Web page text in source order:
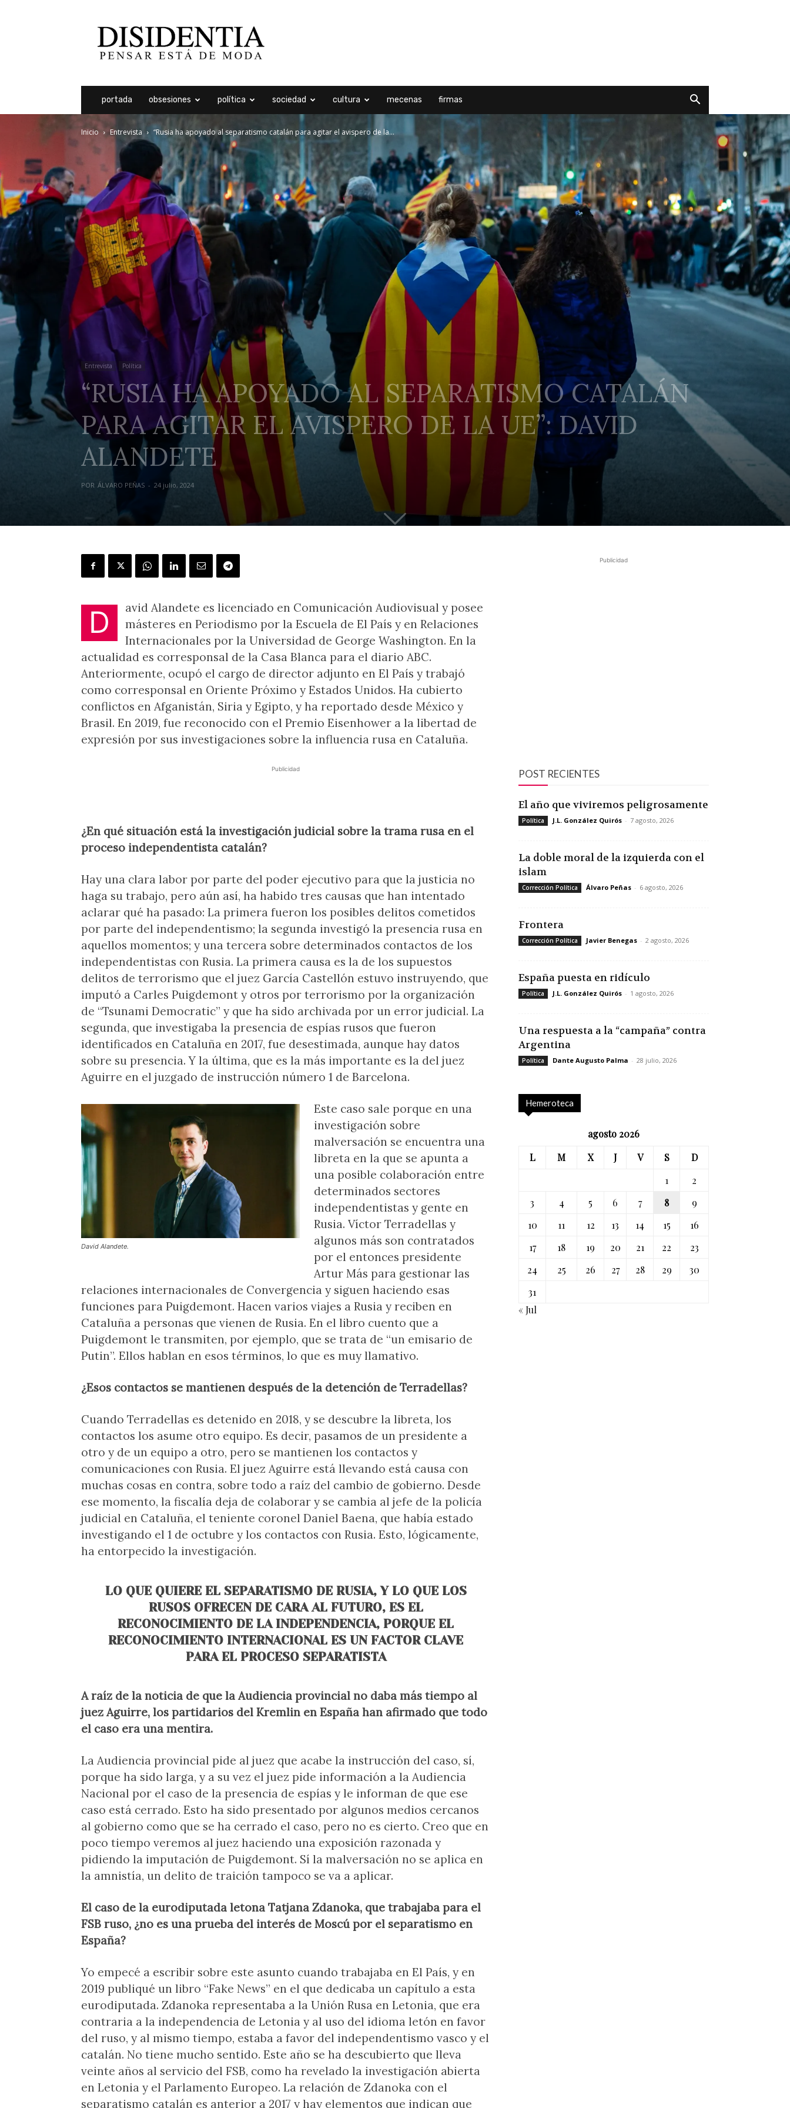
portada obsesiones política sociedad cultura mecenas firmas
Inicio Entrevista “Rusia ha apoyado al separatismo catalán para agitar el avispero de la...
Entrevista Política
“RUSIA HA APOYADO AL SEPARATISMO CATALÁN
PARA AGITAR EL AVISPERO DE LA UE”: DAVID
ALANDETE
POR ÁLVARO PEÑAS - 24 julio, 2024
D
avid Alandete es licenciado en Comunicación Audiovisual y posee
másteres en Periodismo por la Escuela de El País y en Relaciones
Internacionales por la Universidad de George Washington. En la
actualidad es corresponsal de la Casa Blanca para el diario ABC.
Anteriormente, ocupó el cargo de director adjunto en El País y trabajó
como corresponsal en Oriente Próximo y Estados Unidos. Ha cubierto
conflictos en Afganistán, Siria y Egipto, y ha reportado desde México y
Brasil. En 2019, fue reconocido con el Premio Eisenhower a la libertad de
expresión por sus investigaciones sobre la influencia rusa en Cataluña.
Publicidad
¿En qué situación está la investigación judicial sobre la trama rusa en el
proceso independentista catalán?
Hay una clara labor por parte del poder ejecutivo para que la justicia no
haga su trabajo, pero aún así, ha habido tres causas que han intentado
aclarar qué ha pasado: La primera fueron los posibles delitos cometidos
por parte del independentismo; la segunda investigó la presencia rusa en
aquellos momentos; y una tercera sobre determinados contactos de los
independentistas con Rusia. La primera causa es la de los supuestos
delitos de terrorismo que el juez García Castellón estuvo instruyendo, que
imputó a Carles Puigdemont y otros por terrorismo por la organización
de “Tsunami Democratic” y que ha sido archivada por un error judicial. La
segunda, que investigaba la presencia de espías rusos que fueron
identificados en Cataluña en 2017, fue desestimada, aunque hay datos
sobre su presencia. Y la última, que es la más importante es la del juez
Aguirre en el juzgado de instrucción número 1 de Barcelona.
David Alandete.
Este caso sale porque en una
investigación sobre
malversación se encuentra una
libreta en la que se apunta a
una posible colaboración entre
determinados sectores
independentistas y gente en
Rusia. Víctor Terradellas y
algunos más son contratados
por el entonces presidente
Artur Más para gestionar las
relaciones internacionales de Convergencia y siguen haciendo esas
funciones para Puigdemont. Hacen varios viajes a Rusia y reciben en
Cataluña a personas que vienen de Rusia. En el libro cuento que a
Puigdemont le transmiten, por ejemplo, que se trata de “un emisario de
Putin”. Ellos hablan en esos términos, lo que es muy llamativo.
¿Esos contactos se mantienen después de la detención de Terradellas?
Cuando Terradellas es detenido en 2018, y se descubre la libreta, los
contactos los asume otro equipo. Es decir, pasamos de un presidente a
otro y de un equipo a otro, pero se mantienen los contactos y
comunicaciones con Rusia. El juez Aguirre está llevando está causa con
muchas cosas en contra, sobre todo a raíz del cambio de gobierno. Desde
ese momento, la fiscalía deja de colaborar y se cambia al jefe de la policía
judicial en Cataluña, el teniente coronel Daniel Baena, que había estado
investigando el 1 de octubre y los contactos con Rusia. Esto, lógicamente,
ha entorpecido la investigación.
LO QUE QUIERE EL SEPARATISMO DE RUSIA, Y LO QUE LOS
RUSOS OFRECEN DE CARA AL FUTURO, ES EL
RECONOCIMIENTO DE LA INDEPENDENCIA, PORQUE EL
RECONOCIMIENTO INTERNACIONAL ES UN FACTOR CLAVE
PARA EL PROCESO SEPARATISTA
A raíz de la noticia de que la Audiencia provincial no daba más tiempo al
juez Aguirre, los partidarios del Kremlin en España han afirmado que todo
el caso era una mentira.
La Audiencia provincial pide al juez que acabe la instrucción del caso, sí,
porque ha sido larga, y a su vez el juez pide información a la Audiencia
Nacional por el caso de la presencia de espías y le informan de que ese
caso está cerrado. Esto ha sido presentado por algunos medios cercanos
al gobierno como que se ha cerrado el caso, pero no es cierto. Creo que en
poco tiempo veremos al juez haciendo una exposición razonada y
pidiendo la imputación de Puigdemont. Sí la malversación no se aplica en
la amnistía, un delito de traición tampoco se va a aplicar.
El caso de la eurodiputada letona Tatjana Zdanoka, que trabajaba para el
FSB ruso, ¿no es una prueba del interés de Moscú por el separatismo en
España?
Yo empecé a escribir sobre este asunto cuando trabajaba en El País, y en
2019 publiqué un libro “Fake News” en el que dedicaba un capítulo a esta
eurodiputada. Zdanoka representaba a la Unión Rusa en Letonia, que era
contraria a la independencia de Letonia y al uso del idioma letón en favor
del ruso, y al mismo tiempo, estaba a favor del independentismo vasco y el
catalán. No tiene mucho sentido. Este año se ha descubierto que lleva
veinte años al servicio del FSB, como ha revelado la investigación abierta
en Letonia y el Parlamento Europeo. La relación de Zdanoka con el
separatismo catalán es anterior a 2017 y hay elementos que indican que
Publicidad
POST RECIENTES
El año que viviremos peligrosamente
Política J.L. González Quirós - 7 agosto, 2026
La doble moral de la izquierda con el
islam
Corrección Política Álvaro Peñas - 6 agosto, 2026
Frontera
Corrección Política Javier Benegas - 2 agosto, 2026
España puesta en ridículo
Política J.L. González Quirós - 1 agosto, 2026
Una respuesta a la “campaña” contra
Argentina
Política Dante Augusto Palma - 28 julio, 2026
Hemeroteca
agosto 2026
L
M X J V S
D
1
2
3
4 5 6 7 8
9
10
11 12 13 14 15
16
17
18 19 20 21 22
23
24
25 26 27 28 29
30
31
« Jul